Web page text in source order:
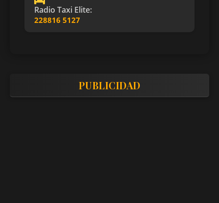
Radio Taxi Elite:
228816 5127
PUBLICIDAD